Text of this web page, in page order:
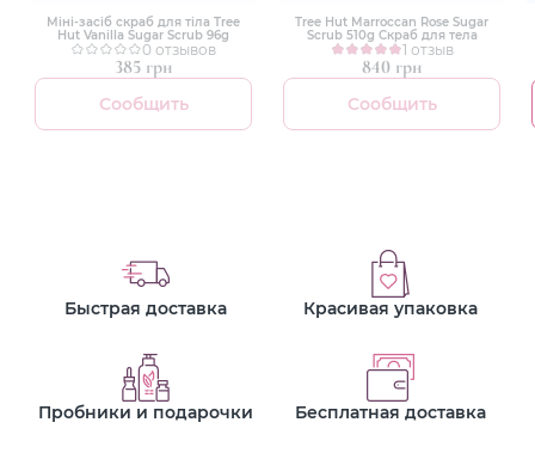
Міні-засіб скраб для тіла Tree
Hut Vanilla Sugar Scrub 96g
0 отзывов
385 грн
Сообщить
Tree Hut Marroccan Rose Sugar
Scrub 510g Скраб для тела
1 отзыв
840 грн
Сообщить
Быстрая доставка Красивая упаковка
Пробники и подарочки Бесплатная доставка